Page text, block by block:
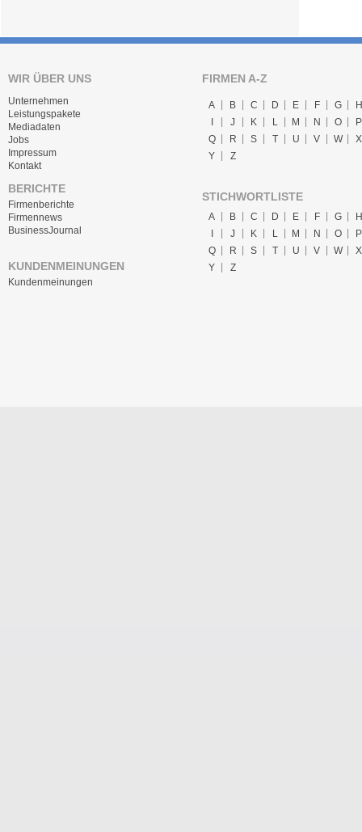
WIR ÜBER UNS
Unternehmen
Leistungspakete
Mediadaten
Jobs
Impressum
Kontakt
BERICHTE
Firmenberichte
Firmennews
BusinessJournal
KUNDENMEINUNGEN
Kundenmeinungen
FIRMEN A-Z
A B C D E F G
H
J K L M N O
P
Q
R S T U V W
X
Y
Z
STICHWORTLISTE
A B C D E F G
H
J K L M N O
P
Q
R S T U V W
X
Y
Z